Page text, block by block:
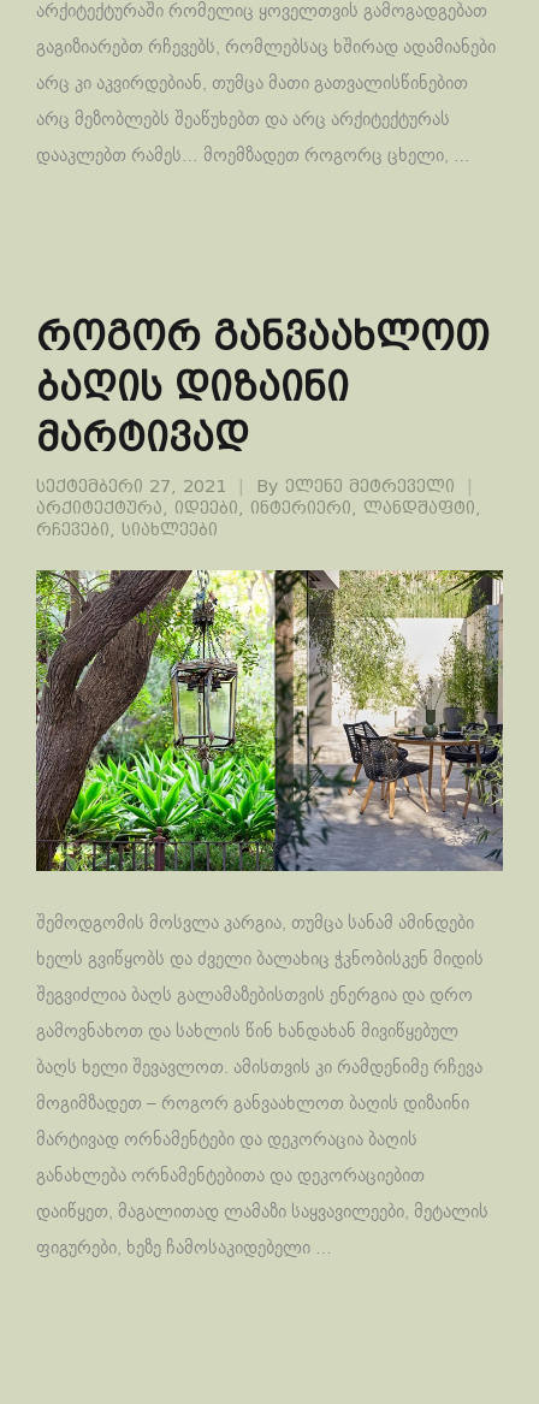
არქიტექტურაში რომელიც ყოველთვის გამოგადგებათ
გაგიზიარებთ რჩევებს, რომლებსაც ხშირად ადამიანები
არც კი აკვირდებიან, თუმცა მათი გათვალისწინებით
არც მეზობლებს შეაწუხებთ და არც არქიტექტურას
დააკლებთ რამეს… მოემზადეთ როგორც ცხელი, …
როგორ განვაახლოთ
ბაღის დიზაინი
მარტივად
სექტემბერი 27, 2021 By ელენე მეტრეველი
არქიტექტურა, იდეები, ინტერიერი, ლანდშაფტი,
რჩევები, სიახლეები
შემოდგომის მოსვლა კარგია, თუმცა სანამ ამინდები
ხელს გვიწყობს და ძველი ბალახიც ჭკნობისკენ მიდის
შეგვიძლია ბაღს გალამაზებისთვის ენერგია და დრო
გამოვნახოთ და სახლის წინ ხანდახან მივიწყებულ
ბაღს ხელი შევავლოთ. ამისთვის კი რამდენიმე რჩევა
მოგიმზადეთ – როგორ განვაახლოთ ბაღის დიზაინი
მარტივად ორნამენტები და დეკორაცია ბაღის
განახლება ორნამენტებითა და დეკორაციებით
დაიწყეთ, მაგალითად ლამაზი საყვავილეები, მეტალის
ფიგურები, ხეზე ჩამოსაკიდებელი …